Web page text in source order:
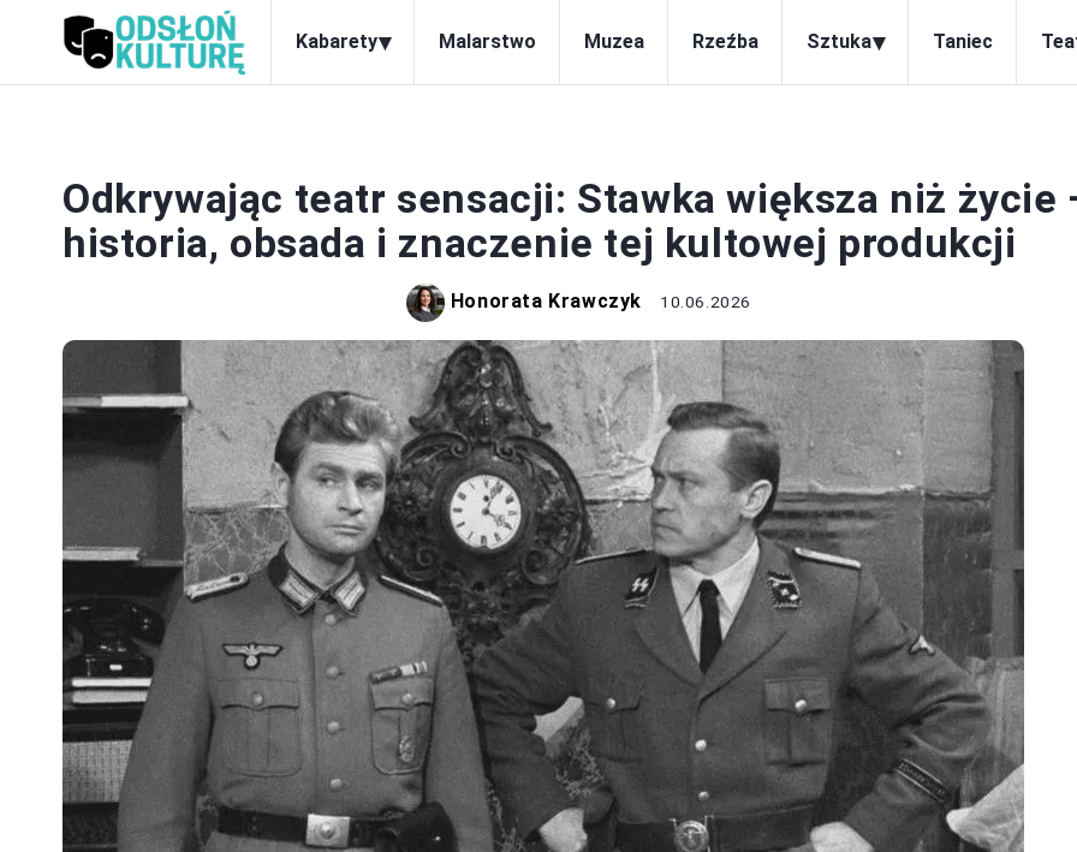
Kabarety▾ Malarstwo Muzea Rzeźba Sztuka▾ Taniec
Odkrywając teatr sensacji: Stawka większa niż życie
historia, obsada i znaczenie tej kultowej produkcji
Honorata Krawczyk 10.06.2026